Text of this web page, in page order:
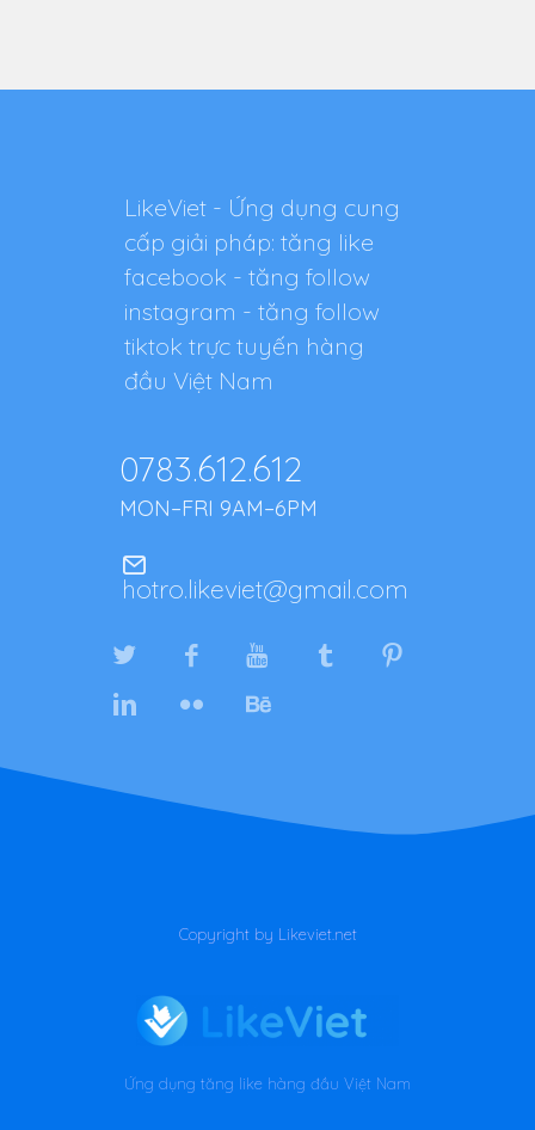
LikeViet - Ứng dụng cung
cấp giải pháp: tăng like
facebook - tăng follow
instagram - tăng follow
tiktok trực tuyến hàng
đầu Việt Nam
0783.612.612
MON–FRI 9AM–6PM
hotro.likeviet@gmail.com
Copyright by Likeviet.net
Ứng dụng tăng like hàng đầu Việt Nam